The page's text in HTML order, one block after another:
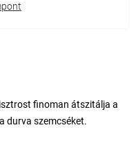
finoman átszitálja a
durva szemcséket.